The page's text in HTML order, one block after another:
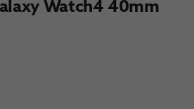
Watch4 40mm